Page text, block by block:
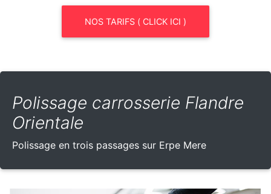
NOS TARIFS ( CLICK ICI )
Polissage carrosserie Flandre
Orientale
Polissage en trois passages sur Erpe Mere